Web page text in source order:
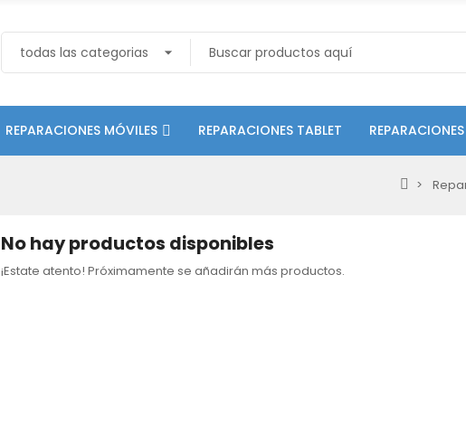
REPARACIONES MÓVILES REPARACIONES TABLET
No hay productos disponibles
¡Estate atento! Próximamente se añadirán más productos.